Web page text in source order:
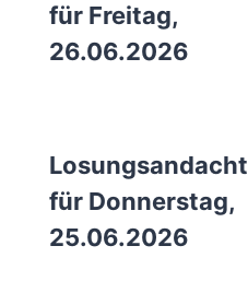
für Freitag,
26.06.2026
Losungsandacht
für Donnerstag,
25.06.2026